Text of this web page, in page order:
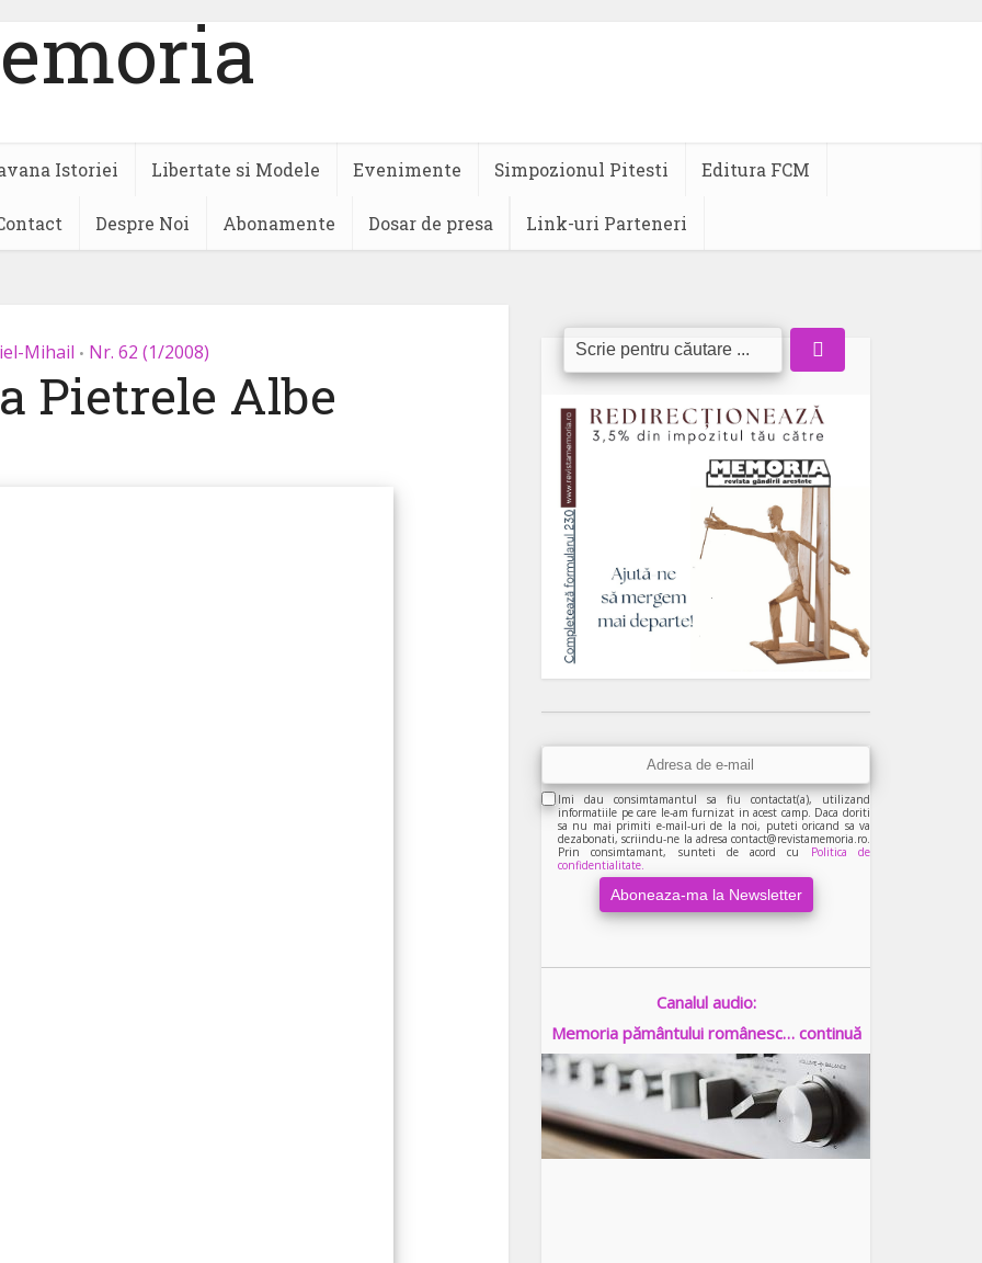
Istoriei Libertate si Modele Evenimente Simpozionul Pitesti Editura FCM
Despre Noi Abonamente Dosar de presa Link-uri Parteneri
Mihail • Nr. 62 (1/2008)
Pietrele Albe
Imi dau consimtamantul sa fiu contactat(a), utilizand
informatiile pe care le-am furnizat in acest camp. Daca doriti
sa nu mai primiti e-mail-uri de la noi, puteti oricand sa va
dezabonati, scriindu-ne la adresa contact@revistamemoria.ro.
Prin consimtamant, sunteti de acord cu Politica de
confidentialitate.
Canalul audio:
Memoria pământului românesc… continuă